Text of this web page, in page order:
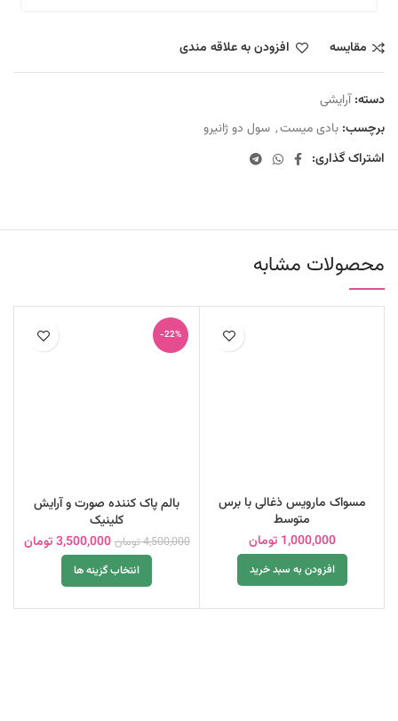
مقايسه افزودن به علاقه مندی
دسته: آرایشی
برچسب: بادی میست, سول دو ژانیرو
اشتراک گذاری:
محصولات مشابه
مسواک مارویس ذغالی با برس
متوسط
1,000,000 تومان
افزودن به سبد خرید
-22%
بالم پاک کننده صورت و آرایش
کلینیک
4,500,000تومان 3,500,000 تومان
انتخاب گزینه ها